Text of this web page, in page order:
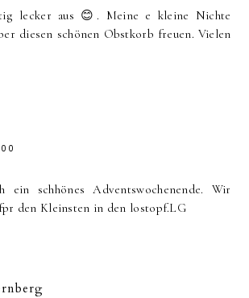
lecker aus 😊. Meine e kleine Nichte
diesen schönen Obstkorb freuen. Vielen
ein schhönes Adventswochenende. Wir
den Kleinsten in den lostopf.LG